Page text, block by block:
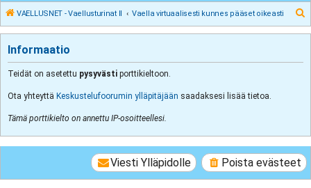
VAELLUSNET - Vaellusturinat II Vaella virtuaalisesti kunnes pääset oikeasti
Informaatio
Teidät on asetettu pysyvästi porttikieltoon.
Ota yhteyttä Keskustelufoorumin ylläpitäjään saadaksesi lisää tietoa.
Tämä porttikielto on annettu IP-osoitteellesi.
Poista evästeet
Viesti Ylläpidolle